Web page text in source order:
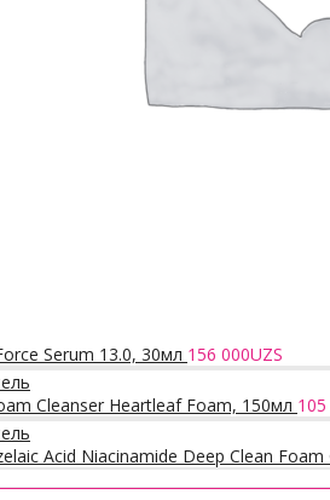
Serum 13.0, 30мл 156 000UZS
Cleanser Heartleaf Foam, 150мл
Acid Niacinamide Deep Clean Foam